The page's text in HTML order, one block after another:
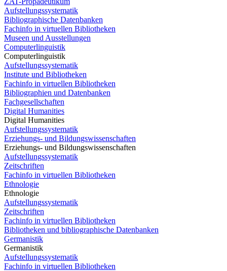
Aufstellungssystematik
Bibliographische Datenbanken
Fachinfo in virtuellen Bibliotheken
Museen und Ausstellungen
Computerlinguistik
Computerlinguistik
Aufstellungssystematik
Institute und Bibliotheken
Fachinfo in virtuellen Bibliotheken
Bibliographien und Datenbanken
Fachgesellschaften
Digital Humanities
Digital Humanities
Aufstellungssystematik
Erziehungs- und Bildungswissenschaften
Erziehungs- und Bildungswissenschaften
Aufstellungssystematik
Zeitschriften
Fachinfo in virtuellen Bibliotheken
Ethnologie
Ethnologie
Aufstellungssystematik
Zeitschriften
Fachinfo in virtuellen Bibliotheken
Bibliotheken und bibliographische Datenbanken
Germanistik
Germanistik
Aufstellungssystematik
Fachinfo in virtuellen Bibliotheken